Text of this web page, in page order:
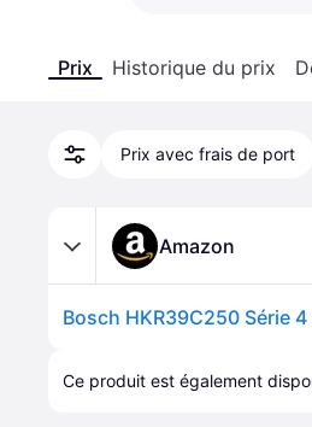
Prix Historique du prix
Prix avec frais de port
Amazon
Ce produit est également